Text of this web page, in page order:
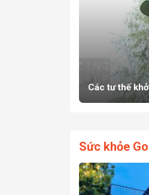
Các tư thế
Sức khỏe